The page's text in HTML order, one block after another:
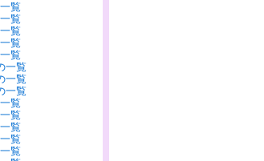
覧
覧
覧
覧
覧
一覧
一覧
一覧
覧
覧
覧
覧
覧